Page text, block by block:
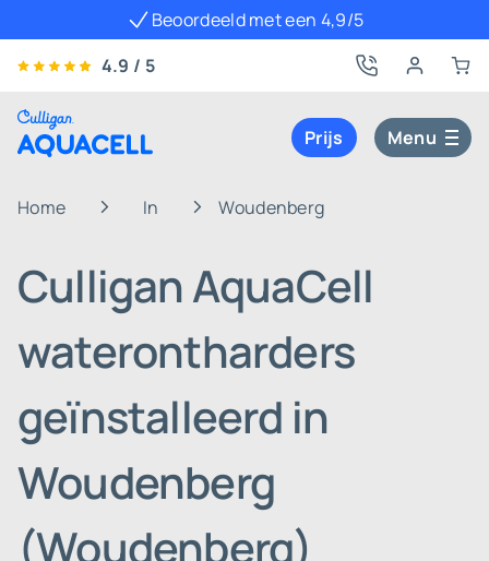
Beoordeeld met een 4,9/5
4.9 / 5
Prijs Menu
Home In Woudenberg
Culligan AquaCell
waterontharders
geïnstalleerd in
Woudenberg
(Woudenberg)